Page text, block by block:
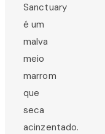
Sanctuary
é um
malva
meio
marrom
que
seca
acinzentado.